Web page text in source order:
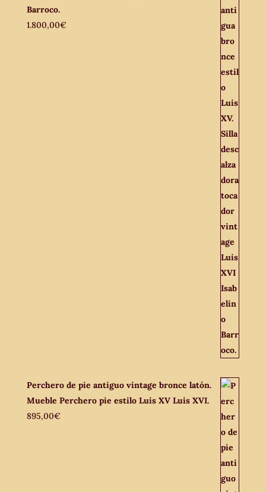
Barroco.
1.800,00€
Perchero de pie antiguo vintage bronce latón.
Mueble Perchero pie estilo Luis XV Luis XVI.
895,00€